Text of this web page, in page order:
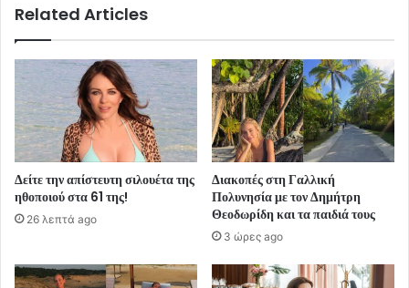
Related Articles
Δείτε την απίστευτη σιλουέτα της
ηθοποιού στα 61 της!
26 λεπτά ago
Διακοπές στη Γαλλική
Πολυνησία με τον Δημήτρη
Θεοδωρίδη και τα παιδιά τους
3 ώρες ago